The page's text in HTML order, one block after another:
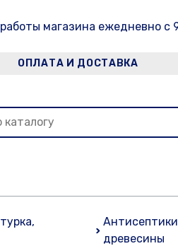
магазина ежедневно с
ОПЛАТА И ДОСТАВКА
древесины